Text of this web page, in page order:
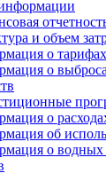
и объем
о тарифах
о
о
об
о водных